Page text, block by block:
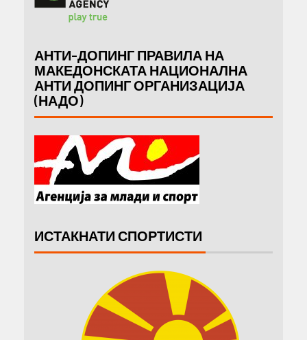
АНТИ-ДОПИНГ ПРАВИЛА НА
МАКЕДОНСКАТА НАЦИОНАЛНА
АНТИ ДОПИНГ ОРГАНИЗАЦИЈА
(НАДО)
ИСТАКНАТИ СПОРТИСТИ